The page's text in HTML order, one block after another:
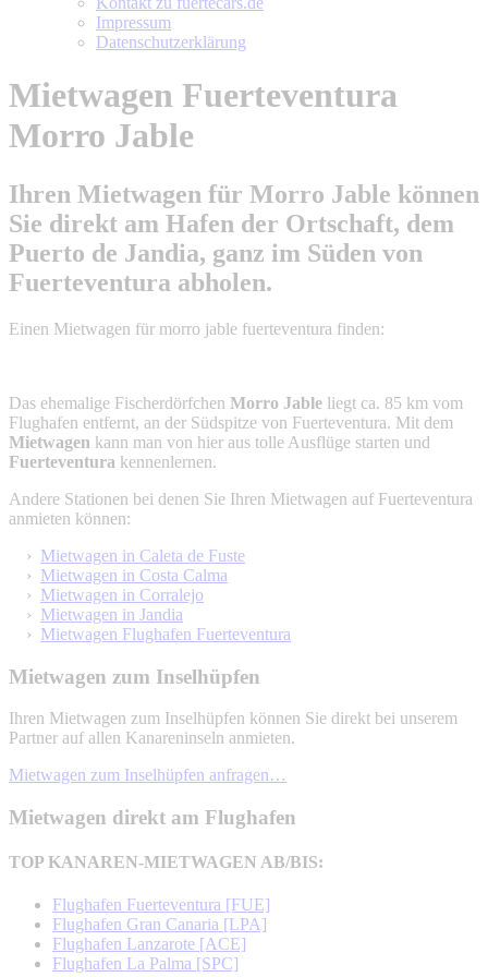
Impressum
Datenschutzerklärung
Mietwagen Fuerteventura
Morro Jable
Ihren Mietwagen für Morro Jable können
Sie direkt am Hafen der Ortschaft, dem
Puerto de Jandia, ganz im Süden von
Fuerteventura abholen.
Einen Mietwagen für morro jable fuerteventura finden:
Das ehemalige Fischerdörfchen Morro Jable liegt ca. 85 km vom
Flughafen entfernt, an der Südspitze von Fuerteventura. Mit dem
Mietwagen kann man von hier aus tolle Ausflüge starten und
Fuerteventura kennenlernen.
Andere Stationen bei denen Sie Ihren Mietwagen auf Fuerteventura
anmieten können:
› Mietwagen in Caleta de Fuste
› Mietwagen in Costa Calma
› Mietwagen in Corralejo
› Mietwagen in Jandia
› Mietwagen Flughafen Fuerteventura
Mietwagen zum Inselhüpfen
Ihren Mietwagen zum Inselhüpfen können Sie direkt bei unserem
Partner auf allen Kanareninseln anmieten.
Mietwagen zum Inselhüpfen anfragen…
Mietwagen direkt am Flughafen
TOP KANAREN-MIETWAGEN AB/BIS:
Flughafen Fuerteventura [FUE]
Flughafen Gran Canaria [LPA]
Flughafen Lanzarote [ACE]
Flughafen La Palma [SPC]